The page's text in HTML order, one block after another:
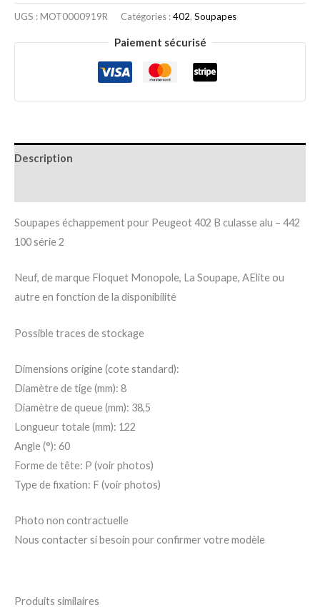
UGS :MOT0000919R Catégories :402, Soupapes
Paiement sécurisé
Description
Soupapes échappement pour Peugeot 402 B culasse alu – 442
100 série 2
Neuf, de marque Floquet Monopole, La Soupape, AElite ou
autre en fonction de la disponibilité
Possible traces de stockage
Dimensions origine (cote standard):
Diamètre de tige (mm): 8
Diamètre de queue (mm): 38,5
Longueur totale (mm): 122
Angle (°): 60
Forme de tête: P (voir photos)
Type de fixation: F (voir photos)
Photo non contractuelle
Nous contacter si besoin pour confirmer votre modèle
Produits similaires